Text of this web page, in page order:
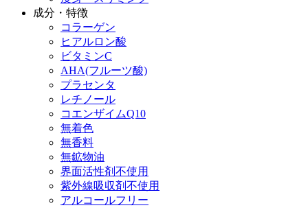
成分・特徴
コラーゲン
ヒアルロン酸
ビタミンC
AHA(フルーツ酸)
プラセンタ
レチノール
コエンザイムQ10
無着色
無香料
無鉱物油
界面活性剤不使用
紫外線吸収剤不使用
アルコールフリー